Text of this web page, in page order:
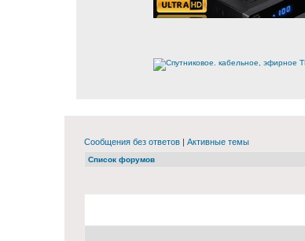
Сообщения без ответов | Активные темы
Список форумов